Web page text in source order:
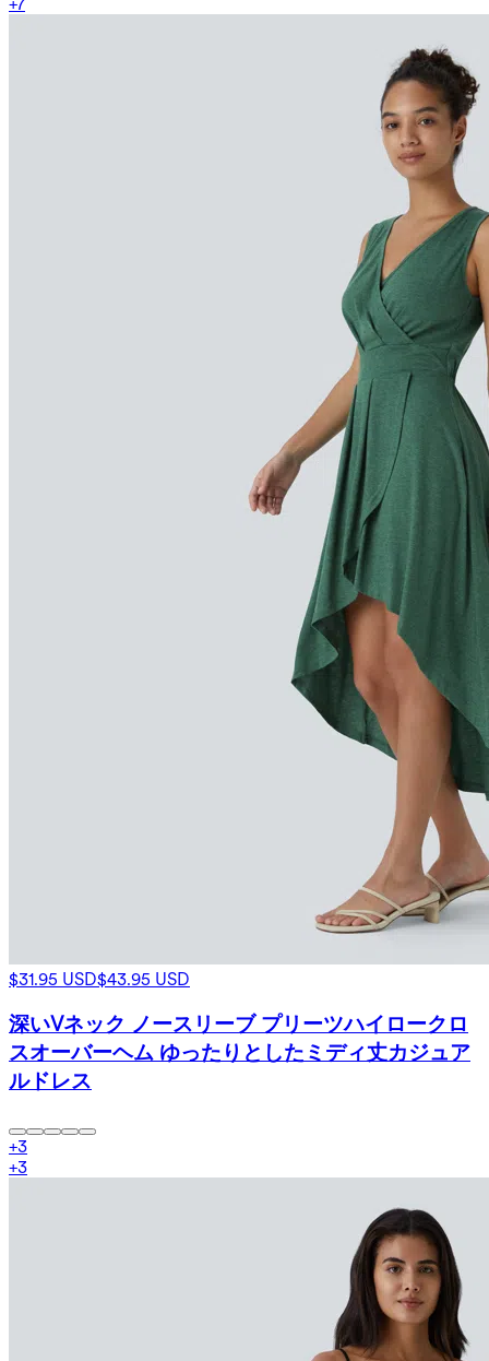
$31.95 USD$43.95 USD
深いVネック ノースリーブ プリーツハイロークロ
スオーバーヘム ゆったりとしたミディ丈カジュア
ルドレス
+3
+3